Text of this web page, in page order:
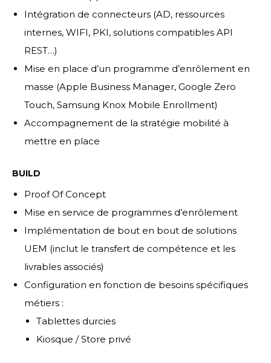
Intégration de connecteurs (AD, ressources
internes, WIFI, PKI, solutions compatibles API
REST…)
Mise en place d’un programme d’enrôlement en
masse (Apple Business Manager, Google Zero
Touch, Samsung Knox Mobile Enrollment)
Accompagnement de la stratégie mobilité à
mettre en place
BUILD
Proof Of Concept
Mise en service de programmes d’enrôlement
Implémentation de bout en bout de solutions
UEM (inclut le transfert de compétence et les
livrables associés)
Configuration en fonction de besoins spécifiques
métiers :
Tablettes durcies
Kiosque / Store privé